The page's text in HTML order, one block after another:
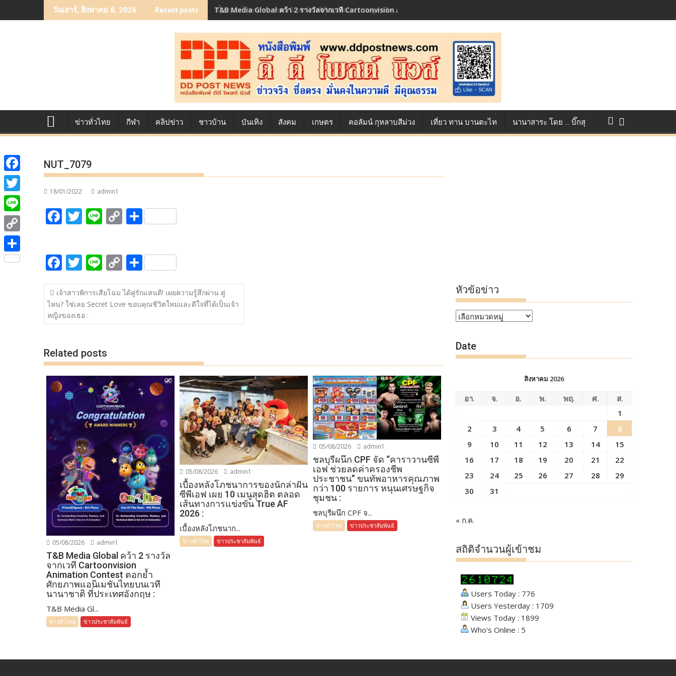
to
วันเสาร์, สิงหาคม 8, 2026 Recent posts T&B Media Global คว้า 2 รางวัลจากเวที Cartoonvision Animation Contest ตอกย้ำศักยภาพแอนิเมชันไทยบนเวทีนานาชาติ ที่ประเทศอังกฤษ :
เบื้องหลังโภชนาการของนักล่าฝัน ซีพีเอฟ เผย 10 เมนูสุดฮิต ตลอดเส้นทางการแข่งขัน True AF 2026 :
ข่าวทั่วไทย กีฬา คลิปข่าว ชาวบ้าน บันเทิง สังคม เกษตร คอลัมน์ กุหลาบสีม่วง เที่ยว ทาน บานตะไท นานาสาระ โดย … บิ๊กสุ
NUT_7079
18/01/2022 admin1
F
ac
b
o
o
k
T
w
er
Li
n
C
o
y
Li
n
k
S
h
e
F
ac
e
b
o
k
T
w
itt
er
Li
n
e
C
o
p
y
Li
k
S
h
ar
e
แนะแนว
เรื่อง
เจ้าสาวพิการเสียโฉม ได้คู่รักแสนดี! เผยความรู้สึกผ่าน คู่
ไหน? ใช่เลย Secret Love ขอบคุณชีวิตใหม่และดีใจที่ได้เป็นเจ้า
หญิงของเธอ :
Related posts
05/08/2026 admin1
T&B Media Global คว้า 2 รางวัล
จากเวที Cartoonvision
Animation Contest ตอกย้ำ
ศักยภาพแอนิเมชันไทยบนเวที
นานาชาติ ที่ประเทศอังกฤษ :
T&B Media Gl...
ข่าวทั่วไทย ข่าวประชาสัมพันธ์
05/08/2026 admin1
เบื้องหลังโภชนาการของนักล่าฝัน
ซีพีเอฟ เผย 10 เมนูสุดฮิต ตลอด
เส้นทางการแข่งขัน True AF
2026 :
เบื้องหลังโภชนาก...
ข่าวทั่วไทย ข่าวประชาสัมพันธ์
05/08/2026 admin1
ชลบุรีผนึก CPF จัด “คาราวานซีพี
เอฟ ช่วยลดค่าครองชีพ
ประชาชน” ขนทัพอาหารคุณภาพ
กว่า 100 รายการ หนุนเศรษฐกิจ
ชุมชน :
ชลบุรีผนึก CPF จ...
ข่าวทั่วไทย ข่าวประชาสัมพันธ์
หัวข้อข่าว
หัวข้อ
Date
สิงหาคม 2026
อา. จ. อ. พ. พฤ. ศ.
ส.
1
2
3 4 5 6 7
8
9
10 11 12 13 14
15
16
17 18 19 20 21
22
23
24 25 26 27 28
29
30
31
« ก.ค.
สถิติจำนวนผู้เข้าชม
Users Today : 776
Users Yesterday : 1709
Views Today : 1899
Who's Online : 5
F
a
c
e
b
o
T
w
i
t
t
L
i
n
C
o
S